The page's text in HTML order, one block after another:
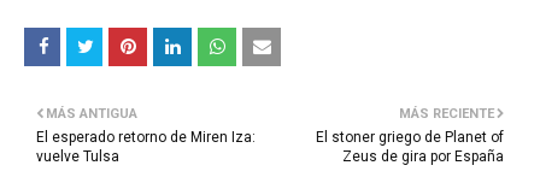
MÁS RECIENTE
El stoner griego de Planet of
Zeus de gira por España
MÁS ANTIGUA
El esperado retorno de Miren Iza:
vuelve Tulsa